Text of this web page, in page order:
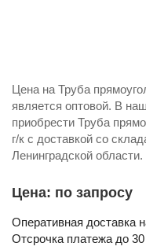
Цена на Труба
является оптовой. В
приобрести Труба
г/к с доставкой со
Ленинградской области.
Цена: по запросу
Оперативная доставка
Отсрочка платежа до